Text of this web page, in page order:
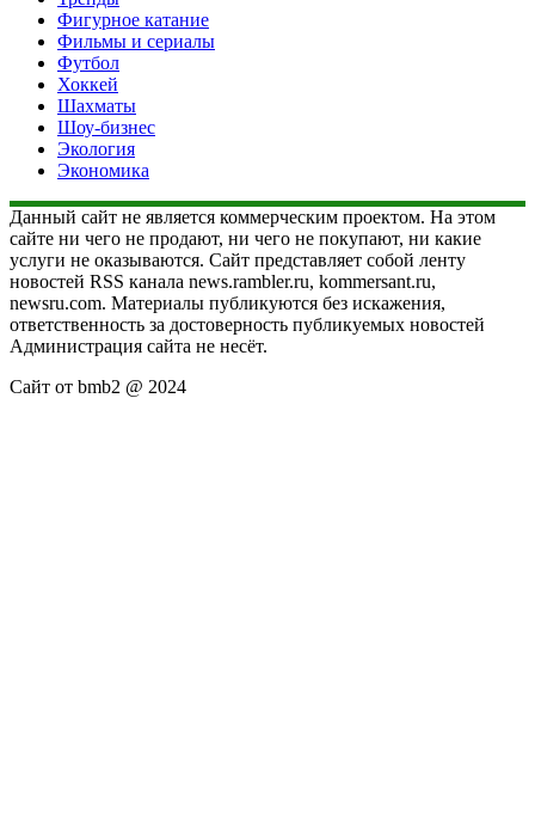
Фигурное катание
Фильмы и сериалы
Футбол
Хоккей
Шахматы
Шоу-бизнес
Экология
Экономика
Данный сайт не является коммерческим проектом. На этом
сайте ни чего не продают, ни чего не покупают, ни какие
услуги не оказываются. Сайт представляет собой ленту
новостей RSS канала news.rambler.ru, kommersant.ru,
newsru.com. Материалы публикуются без искажения,
ответственность за достоверность публикуемых новостей
Администрация сайта не несёт.
Сайт от bmb2 @ 2024